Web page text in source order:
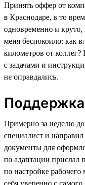
Принять оффер от
в Краснодаре, в то
одновременно и
меня беспокоило: как
километров от
с задачами и
не оправдались.
Примерно за неделю до
специалист и
документы для
по адаптации прислал
по настройке
себя уверенно с